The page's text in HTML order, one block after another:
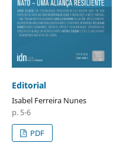
Editorial
Isabel Ferreira Nunes
p. 5-6
PDF